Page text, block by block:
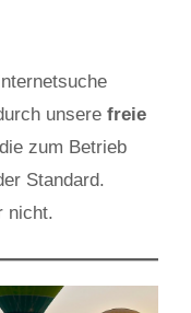
unsere freie
zum Betrieb
Standard.
nicht.